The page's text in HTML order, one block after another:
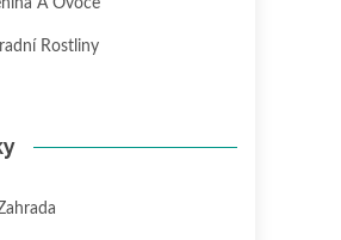
A Ovoce
Rostliny